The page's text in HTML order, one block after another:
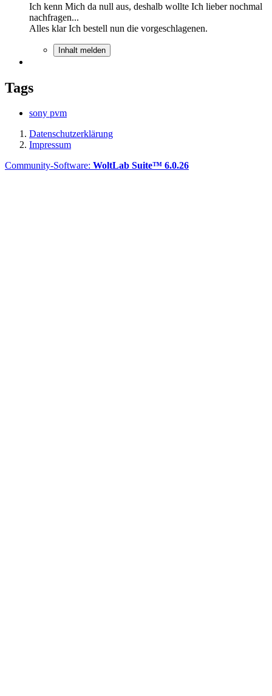
Ich kenn Mich da null aus, deshalb wollte Ich lieber nochmal
nachfragen...
Alles klar Ich bestell nun die vorgeschlagenen.
Inhalt melden
Tags
sony pvm
Datenschutzerklärung
Impressum
Community-Software: WoltLab Suite™ 6.0.26